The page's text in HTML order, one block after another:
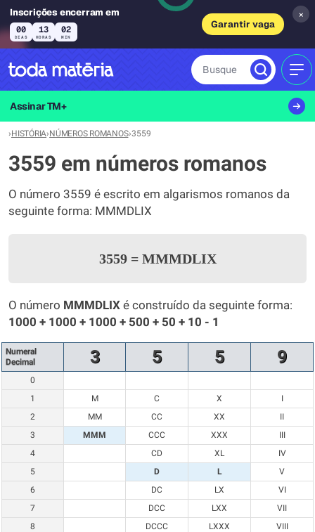
Inscrições encerram em
00
DIAS
13
HORAS
02
MIN
Garantir vaga
×
Busque
Assinar TM+
›HISTÓRIA›NÚMEROS ROMANOS›3559
3559 em números romanos
O número 3559 é escrito em algarismos romanos da
seguinte forma: MMMDLIX
3559 =MMMDLIX
O número MMMDLIX é construído da seguinte forma:
1000 + 1000 + 1000 + 500 + 50 + 10 - 1
Numeral
Decimal
3 5 5 9
0
1
M C X
I
2
MM CC XX
II
3
MMM CCC XXX
III
4
CD XL
IV
5
D L
V
6
DC LX
VI
7
DCC LXX
VII
8
DCCC LXXX
VIII